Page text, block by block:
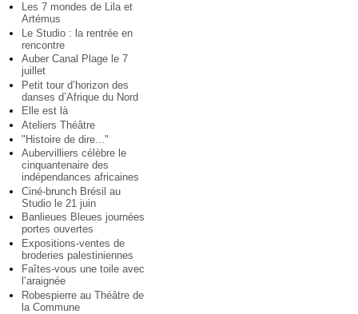
Les 7 mondes de Lila et
Artémus
Le Studio : la rentrée en
rencontre
Auber Canal Plage le 7
juillet
Petit tour d’horizon des
danses d’Afrique du Nord
Elle est là
Ateliers Théâtre
"Histoire de dire..."
Aubervilliers célèbre le
cinquantenaire des
indépendances africaines
Ciné-brunch Brésil au
Studio le 21 juin
Banlieues Bleues journées
portes ouvertes
Expositions-ventes de
broderies palestiniennes
Faîtes-vous une toile avec
l’araignée
Robespierre au Théâtre de
la Commune